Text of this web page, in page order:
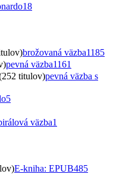
18
brožovaná väzba1185
pevná väzba1161
titulov)pevná väzba s
5
väzba1
E-kniha: EPUB485